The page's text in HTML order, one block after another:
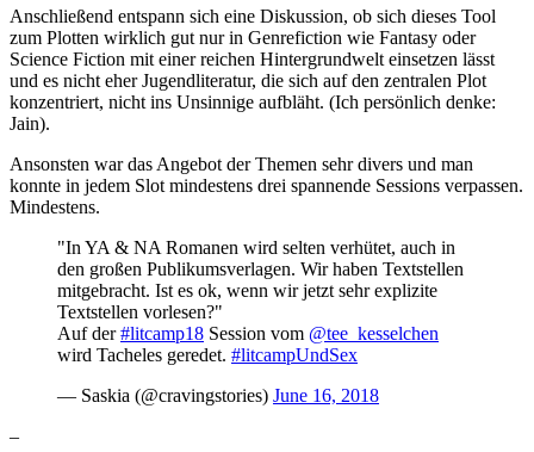
Anschließend entspann sich eine Diskussion, ob sich dieses Tool
zum Plotten wirklich gut nur in Genrefiction wie Fantasy oder
Science Fiction mit einer reichen Hintergrundwelt einsetzen lässt
und es nicht eher Jugendliteratur, die sich auf den zentralen Plot
konzentriert, nicht ins Unsinnige aufbläht. (Ich persönlich denke:
Jain).
Ansonsten war das Angebot der Themen sehr divers und man
konnte in jedem Slot mindestens drei spannende Sessions verpassen.
Mindestens.
"In YA & NA Romanen wird selten verhütet, auch in
den großen Publikumsverlagen. Wir haben Textstellen
mitgebracht. Ist es ok, wenn wir jetzt sehr explizite
Textstellen vorlesen?"
Auf der#litcamp18 Session vom @tee_kesselchen
wird Tacheles geredet. #litcampUndSex
— Saskia (@cravingstories) June 16, 2018
–